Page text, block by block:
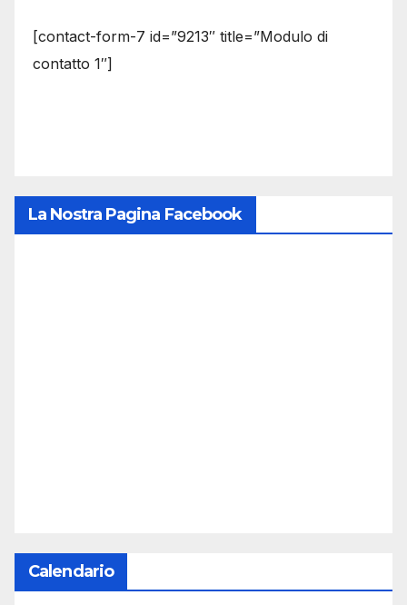
[contact-form-7 id=”9213″ title=”Modulo di
contatto 1″]
La Nostra Pagina Facebook
Calendario